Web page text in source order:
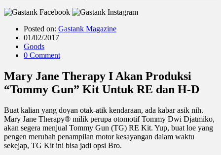
Posted on: Gastank Magazine
01/02/2017
Goods
0 Comment
Mary Jane Therapy I Akan Produksi
“Tommy Gun” Kit Untuk RE dan H-D
Buat kalian yang doyan otak-atik kendaraan, ada kabar asik nih.
Mary Jane Therapy® milik perupa otomotif Tommy Dwi Djatmiko,
akan segera menjual Tommy Gun (TG) RE Kit. Yup, buat loe yang
pengen merubah penampilan motor kesayangan dalam waktu
sekejap, TG Kit ini bisa jadi opsi Bro.